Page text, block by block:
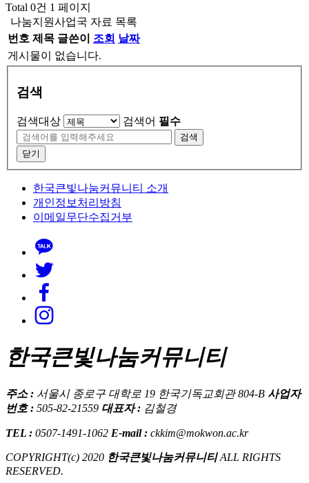
Total 0건 1 페이지
나눔지원사업국 자료 목록
번호 제목 글쓴이 조회 날짜
게시물이 없습니다.
검색
검색대상 검색어 필수
검색
닫기
한국큰빛나눔커뮤니티 소개
개인정보처리방침
이메일무단수집거부
한국큰빛나눔커뮤니티
주소 : 서울시 종로구 대학로 19 한국기독교회관 804-B 사업자
번호 : 505-82-21559 대표자 : 김철경
TEL : 0507-1491-1062 E-mail : ckkim@mokwon.ac.kr
COPYRIGHT(c) 2020 한국큰빛나눔커뮤니티ALL RIGHTS
RESERVED.